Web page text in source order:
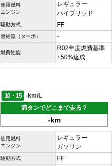
使用燃料
エンジン
レギュラー
ハイブリッド
駆動方式 FF
過給器（ターボ） -
燃費性能
R02年度燃費基準
+50%達成
10・15
-km/L
満タンでどこまで走る？
-km
使用燃料
エンジン
レギュラー
ガソリン
駆動方式 FF